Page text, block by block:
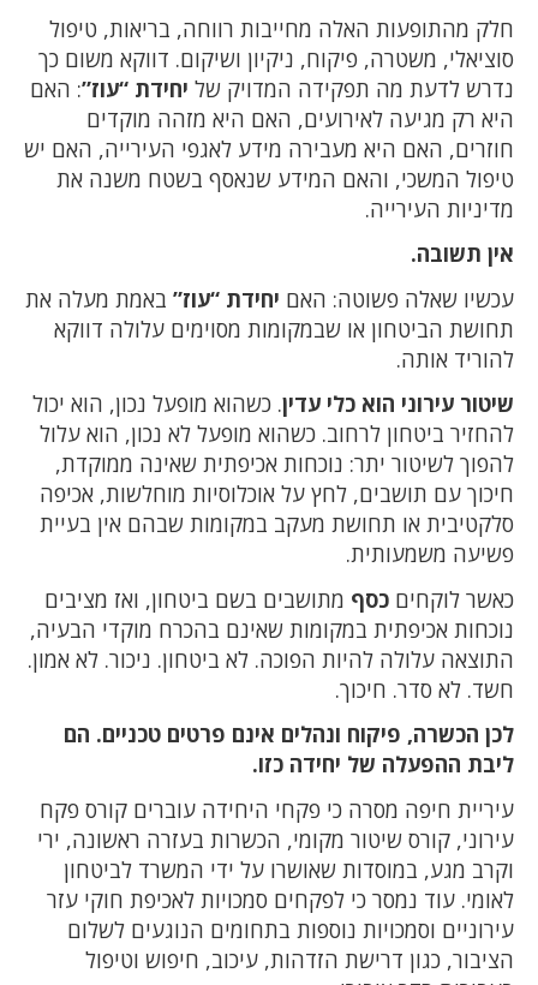
חלק מהתופעות האלה מחייבות רווחה, בריאות, טיפול
סוציאלי, משטרה, פיקוח, ניקיון ושיקום. דווקא משום כך
נדרש לדעת מה תפקידה המדויק של יחידת “עוז”: האם
היא רק מגיעה לאירועים, האם היא מזהה מוקדים
חוזרים, האם היא מעבירה מידע לאגפי העירייה, האם יש
טיפול המשכי, והאם המידע שנאסף בשטח משנה את
מדיניות העירייה.
אין תשובה.
עכשיו שאלה פשוטה: האם יחידת “עוז” באמת מעלה את
תחושת הביטחון או שבמקומות מסוימים עלולה דווקא
להוריד אותה.
שיטור עירוני הוא כלי עדין. כשהוא מופעל נכון, הוא יכול
להחזיר ביטחון לרחוב. כשהוא מופעל לא נכון, הוא עלול
להפוך לשיטור יתר: נוכחות אכיפתית שאינה ממוקדת,
חיכוך עם תושבים, לחץ על אוכלוסיות מוחלשות, אכיפה
סלקטיבית או תחושת מעקב במקומות שבהם אין בעיית
פשיעה משמעותית.
כאשר לוקחים כסף מתושבים בשם ביטחון, ואז מציבים
נוכחות אכיפתית במקומות שאינם בהכרח מוקדי הבעיה,
התוצאה עלולה להיות הפוכה. לא ביטחון. ניכור. לא אמון.
חשד. לא סדר. חיכוך.
לכן הכשרה, פיקוח ונהלים אינם פרטים טכניים. הם
ליבת ההפעלה של יחידה כזו.
עיריית חיפה מסרה כי פקחי היחידה עוברים קורס פקח
עירוני, קורס שיטור מקומי, הכשרות בעזרה ראשונה, ירי
וקרב מגע, במוסדות שאושרו על ידי המשרד לביטחון
לאומי. עוד נמסר כי לפקחים סמכויות לאכיפת חוקי עזר
עירוניים וסמכויות נוספות בתחומים הנוגעים לשלום
הציבור, כגון דרישת הזדהות, עיכוב, חיפוש וטיפול